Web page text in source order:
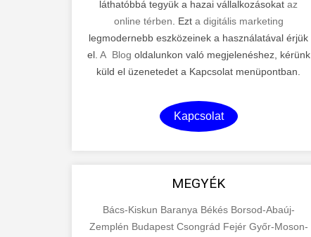
láthatóbbá tegyük a hazai vállalkozásokat az
online térben . Ezt a digitális marketing
legmodernebb eszközeinek a használatával érjük
el. A Blog oldalunkon való megjelenéshez, kérünk
küld el üzenetedet a Kapcsolat menüpontban.
Kapcsolat
MEGYÉK
Bács-Kiskun Baranya Békés Borsod-Abaúj-
Zemplén Budapest Csongrád Fejér Győr-Moson-